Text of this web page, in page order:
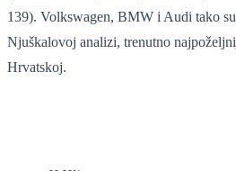
139). Volkswagen, BMW i Audi tako
Njuškalovoj analizi, trenutno
Hrvatskoj.